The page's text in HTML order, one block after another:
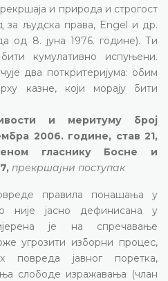
и природа и строгост
за људска права, Engel и др.
од 8. јуна 1976. године). Ти
кумулативно испуњени.
два поткритеријума: обим
казне, који морају бити
и меритуму број
2006. године, став 21,
гласнику Босне и
прекршајни поступак
правила понашања у
није јасно дефинисана у
је на спречавање
угрозити изборни процес,
повреда јавног поретка,
слободе изражавања (члан